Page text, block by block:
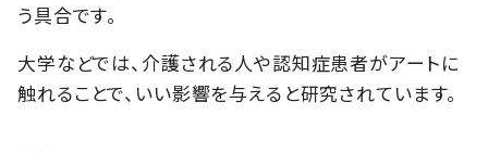
う具合です。
大学などでは、介護される人や認知症患者がアートに
触れることで、いい影響を与えると研究されています。